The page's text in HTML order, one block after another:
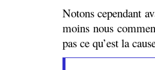
Notons cependant
moins nous
pas ce qu’est la